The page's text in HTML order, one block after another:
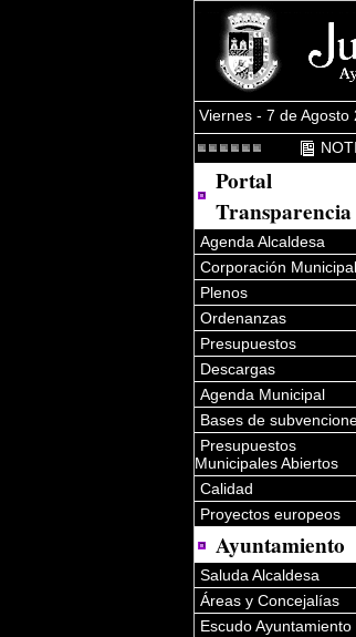
Viernes - 7 de Agosto
Portal
Transparencia
Agenda Alcaldesa
Corporación Municipal
Plenos
Ordenanzas
Presupuestos
Descargas
Agenda Municipal
Bases de
Presupuestos
Municipales Abiertos
Calidad
Proyectos europeos
Ayuntamiento
Saluda Alcaldesa
Áreas y Concejalías
Escudo Ayuntamiento